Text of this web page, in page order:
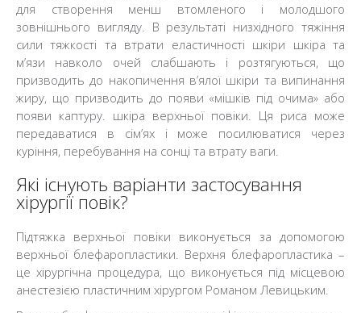
для створення менш втомленого і молодшого
зовнішнього вигляду. В результаті низхідного тяжіння
сили тяжкості та втрати еластичності шкіри шкіра та
м’язи навколо очей слабшають і розтягуються, що
призводить до накопичення в’ялої шкіри та випинання
жиру, що призводить до появи «мішків під очима» або
появи каптуру. шкіра верхньої повіки. Ця риса може
передаватися в сім’ях і може посилюватися через
куріння, перебування на сонці та втрату ваги.
Які існують варіанти застосування
хірургії повік?
Підтяжка верхньої повіки виконується за допомогою
верхньої блефаропластики. Верхня блефаропластика –
це хірургічна процедура, що виконується під місцевою
анестезією пластичним хірургом Романом Левицьким.